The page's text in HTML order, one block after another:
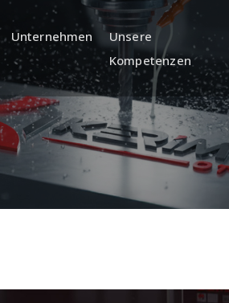
Unternehmen
Unsere
Kompetenzen
R&D
Product